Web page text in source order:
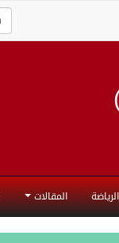
الرياضة المقالات